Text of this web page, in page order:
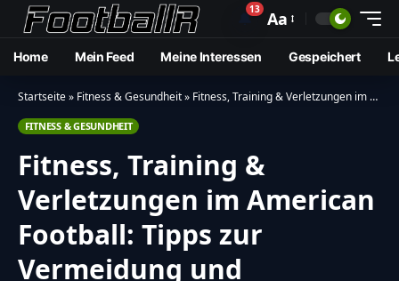
🔔13 Aa
Home Mein Feed Meine Interessen Gespeichert
Startseite» Fitness & Gesundheit» Fitness, Training & Verletzungen im American Football: Tipps zur Vermeidung und Behandlung
FITNESS & GESUNDHEIT
Fitness, Training &
Verletzungen im American
Football: Tipps zur
Vermeidung und